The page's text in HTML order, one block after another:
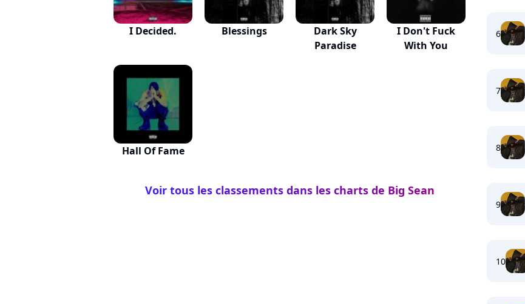
I Decided. Blessings
Dark Sky
Paradise
I Don't Fuck
With You
Hall Of Fame
Voir tous les classements dans les charts de Big Sean
6
7
8
9
10